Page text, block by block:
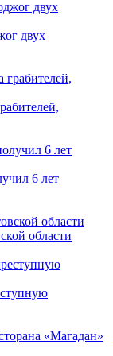
двух
6 лет
области